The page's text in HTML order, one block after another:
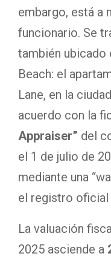
embargo, está a
funcionario. Se
también ubicado
Beach: el
Lane, en la
acuerdo con la
Appraiser” del
el 1 de julio de
mediante una
el registro oficial
La valuación
2025 asciende a